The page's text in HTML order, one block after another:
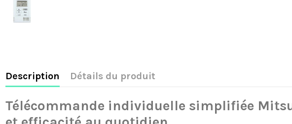
Description Détails du produit
Télécommande individuelle simplifiée